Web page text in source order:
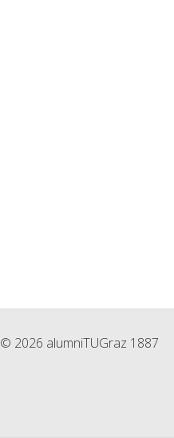
© 2026 alumniTUGraz 1887